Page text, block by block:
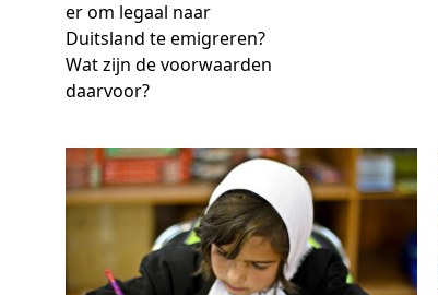
er om legaal naar
Duitsland te emigreren?
Wat zijn de voorwaarden
daarvoor?